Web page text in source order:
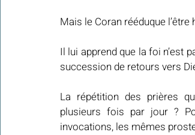
Mais le Coran rééduque
Il lui apprend que la foi n’est
succession de retours vers
La répétition des prières
plusieurs fois par jour ?
invocations, les mêmes